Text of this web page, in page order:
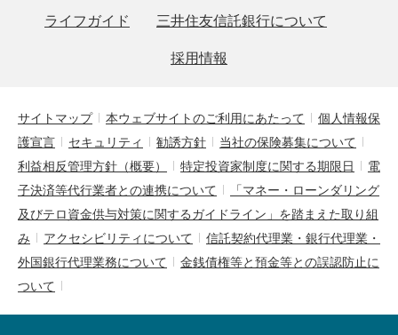
ライフガイド
三井住友信託銀行について
採用情報
サイトマップ 本ウェブサイトのご利用にあたって
個人情報保
護宣言
セキュリティ 勧誘方針
当社の保険募集について
利益相反管理方針（概要）
特定投資家制度に関する期限日
電
子決済等代行業者との連携について
「マネー・ローンダリング
及びテロ資金供与対策に関するガイドライン」を踏まえた取り組
み
アクセシビリティについて
信託契約代理業・銀行代理業・
外国銀行代理業務について
金銭債権等と預金等との誤認防止に
ついて